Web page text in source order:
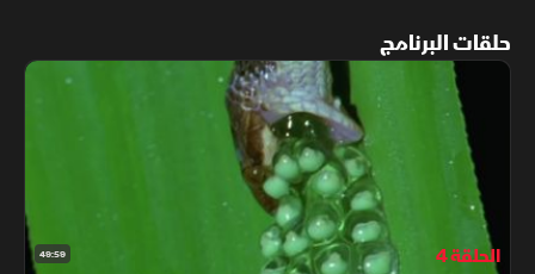
حلقات البرنامج
49:59 الحلقة 4